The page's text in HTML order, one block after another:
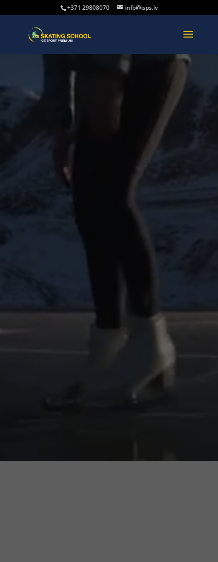
+371 29808070 info@isps.lv
atskaņotājs